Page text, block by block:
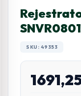
SKU: 49353